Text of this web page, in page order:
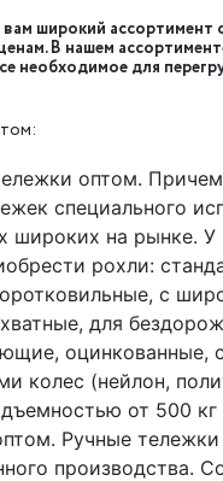
вам широкий ассортимент
В нашем
необходимое для
оптом. Причем
специального
широких на рынке. У
рохли:
с
для
оцинкованные,
колес (нейлон,
от 500
Ручные
производства.